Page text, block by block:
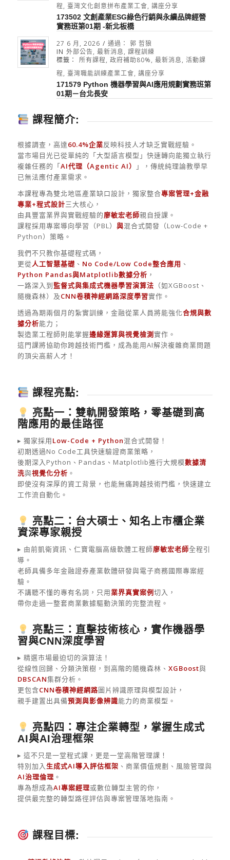
程, 臺灣文化創意拼布產業工會, 講座分享
173502 文創產業ESG綠色行銷與永續品牌經營
實務班第01期 -新北板橋
27 6 月, 2026 / 通過： 郭 哲狼
IN 外部公告, 最新消息, 課程訓練
標籤：
所有課程, 政府補助80%, 最新消息, 活動課
程, 臺灣職能訓練產業工會, 講座分享
171579 Python 機器學習與AI應用規劃實務班第
01期－台北長安
課程簡介:
根據調查，高達60.4%企業反映科技人才缺乏實戰經驗。
當市場目光已從單純的「大型語言模型」快速轉向能獨立執行
複雜任務的「AI代理（Agentic AI）
」，傳統純理論教學早
已無法應付產業需求。
本課程專為雙北地區產業缺口設計，獨家整合專案管理+金融
專業+程式設計三大核心，
由具豐富業界與實戰經驗的廖敏宏老師親自授課。
課程採用專案導向學習（PBL） 與混合式開發（Low-Code +
Python）策略。
我們不只教你基礎程式碼，
更從人工智慧基礎 、 No Code/Low Code整合應用 、
Python Pandas與Matplotlib數據分析 ，
一路深入到監督式與集成式機器學習演算法 （如XGBoost、
隨機森林）及CNN卷積神經網路深度學習實作。
透過為期兩個月的紮實訓練，金融從業人員將能強化合規與數
據分析能力；
製造業工程師則能掌握邊緣運算與視覺檢測實作。
這門課將協助你跨越技術門檻，成為能用AI解決複雜商業問題
的頂尖高薪人才！
課程亮點:
亮點一：雙軌開發策略，零基礎到高
階應用的最佳路徑
▸ 獨家採用Low-Code + Python混合式開發！
初期透過No Code工具快速驗證商業策略，
後期深入Python、Pandas、Matplotlib進行大規模數據清
洗與視覺化分析 。
即使沒有深厚的資工背景，也能無痛跨越技術門檻，快速建立
工作流自動化。
亮點二：台大碩士、知名上市櫃企業
資深專家親授
▸ 由前凱衛資訊、仁寶電腦高級軟體工程師廖敏宏老師全程引
導。
老師具備多年金融證券產業軟體研發與電子商務國際專案經
驗。
不講聽不懂的專有名詞，只用業界真實案例切入，
帶你走過一整套商業數據驅動決策的完整流程。
亮點三：直擊技術核心，實作機器學
習與CNN深度學習
▸ 精選市場最迫切的演算法！
從線性回歸、分類決策樹，到高階的隨機森林、 XGBoost與
DBSCAN集群分析。
更包含CNN卷積神經網路圖片辨識原理與模型設計，
親手建置出具備預測與影像辨識能力的商業模型。
亮點四：專注企業轉型，掌握生成式
AI與AI治理框架
▸ 這不只是一堂程式課，更是一堂高階管理課！
特別加入生成式AI導入評估框架 、商業價值規劃、風險管理與
AI治理倫理 。
專為想成為AI專案經理或數位轉型主管的你，
提供最完整的轉型路徑評估與專案管理落地指南。
課程目標: